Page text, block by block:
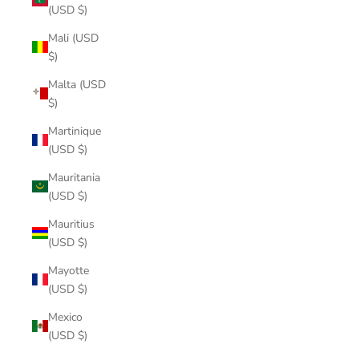
(USD $)
Mali (USD
$)
Malta (USD
$)
Martinique
(USD $)
Mauritania
(USD $)
Mauritius
(USD $)
Mayotte
(USD $)
Mexico
(USD $)